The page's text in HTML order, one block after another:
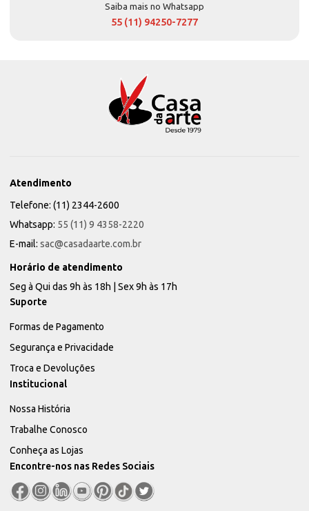
Saiba mais no Whatsapp
55 (11) 94250-7277
Atendimento
Telefone: (11) 2344-2600
Whatsapp: 55 (11) 9 4358-2220
E-mail: sac@casadaarte.com.br
Horário de atendimento
Seg à Qui das 9h às 18h | Sex 9h às 17h
Suporte
Formas de Pagamento
Segurança e Privacidade
Troca e Devoluções
Institucional
Nossa História
Trabalhe Conosco
Conheça as Lojas
Encontre-nos nas Redes Sociais